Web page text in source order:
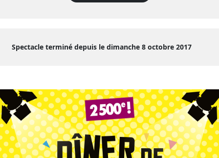
Spectacle terminé depuis le dimanche 8 octobre 2017